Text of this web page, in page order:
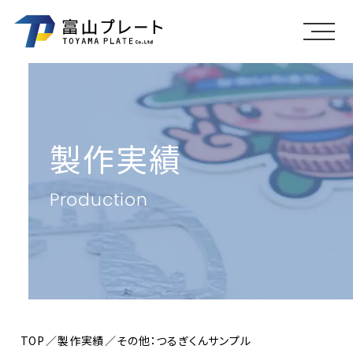
メニ
製作実績
Production
TOP 製作実績 その他：つるぎくんサンプル